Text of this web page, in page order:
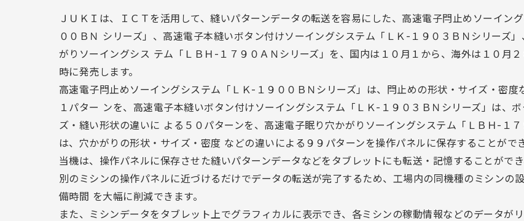
ＪＵＫＩは、ＩＣＴを活用して、縫いパターンデータの転送を容易にした、高速電子閂止めソーイン
００ＢＮ シリーズ」、高速電子本縫いボタン付けソーイングシステム「ＬＫ-１９０３ＢＮシリーズ
がりソーイングシス テム「ＬＢＨ-１７９０ＡＮシリーズ」を、国内は１０月１から、海外は１０月
時に発売します。
高速電子閂止めソーイングシステム「ＬＫ-１９００ＢＮシリーズ」は、閂止めの形状・サイズ・密度
１パター ンを、高速電子本縫いボタン付けソーイングシステム「ＬＫ-１９０３ＢＮシリーズ」は、
ズ・縫い形状の違いに よる５０パターンを、高速電子眠り穴かがりソーイングシステム「ＬＢＨ-１７
は、穴かがりの形状・サイズ・密度 などの違いによる９９パターンを操作パネルに保存することができ
当機は、操作パネルに保存させた縫いパターンデータなどをタブレットにも転送・記憶することがで
別のミシンの操作パネルに近づけるだけでデータの転送が完了するため、工場内の同機種のミシンの
備時間 を大幅に削減できます。
また、ミシンデータをタブレット上でグラフィカルに表示でき、各ミシンの稼動情報などのデータが